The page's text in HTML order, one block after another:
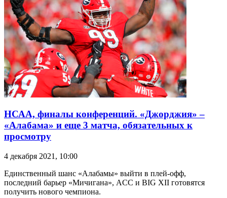
НСАА, финалы конференций. «Джорджия» –
«Алабама» и еще 3 матча, обязательных к
просмотру
4 декабря 2021, 10:00
Единственный шанс «Алабамы» выйти в плей-офф,
последний барьер «Мичигана», ACC и BIG XII готовятся
получить нового чемпиона.